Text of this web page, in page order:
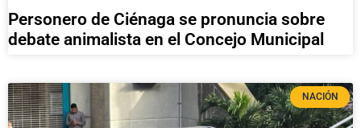
Personero de Ciénaga se pronuncia sobre
debate animalista en el Concejo Municipal
NACIÓN